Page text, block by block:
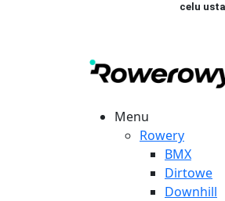
celu
Menu
Rowery
BMX
Dirtowe
Downhill